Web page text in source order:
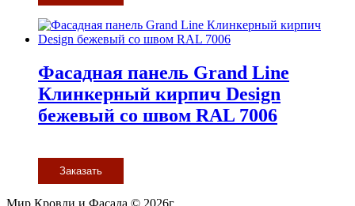
Фасадная панель Grand Line
Клинкерный кирпич Design
бежевый со швом RAL 7006
Заказать